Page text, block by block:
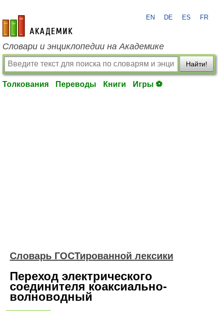
academic.ru
EN DE ES FR
Словари и энциклопедии на Академике
Найти!
Толкования Переводы Книги Игры ⚽
Словарь ГОСТированной лексики
Переход электрического
соединителя коаксиально-
волноводный